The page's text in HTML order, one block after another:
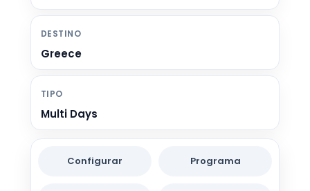
DESTINO
Greece
TIPO
Multi Days
Configurar Programa